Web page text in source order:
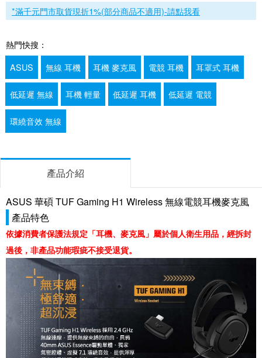
*滿千元門市取貨現折1%(部分商品不適用)-請點我看
熱門快搜：
ASUS
無線 耳機 耳機 麥克風 電競 耳機 耳罩式 耳機
低延遲 無線 耳機 輕量 低延遲 耳機 低延遲 電競
環繞音效 無線
產品介紹
ASUS 華碩 TUF Gaming H1 Wireless 無線電競耳機麥克風
產品特色
依據消費者保護法規定「耳機、麥克風」屬於個人衛生用品，經拆封
過後，非產品功能瑕疵不接受退貨。